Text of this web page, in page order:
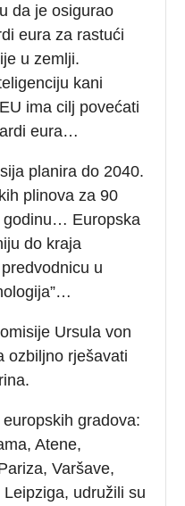
da je osigurao
eura za rastući
u zemlji.
kani
ima cilj povećati
eura…
planira do 2040.
plinova za 90
godinu… Europska
do kraja
u
Ursula von
ozbiljno rješavati
gradova:
Atene,
Varšave,
udružili su